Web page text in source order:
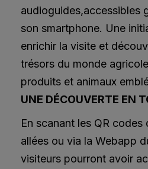
audioguides,accessibles
son smartphone. Une
enrichir la visite et
trésors du monde
produits et animaux
UNE DÉCOUVERTE EN
En scanant les QR codes
allées ou via la Webapp
visiteurs pourront avoir